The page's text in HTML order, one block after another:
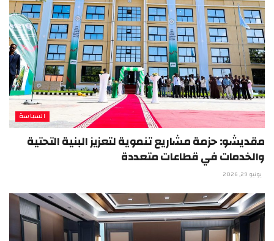
السياسة
مقديشو: حزمة مشاريع تنموية لتعزيز البنية التحتية
والخدمات في قطاعات متعددة
يونيو 29, 2026